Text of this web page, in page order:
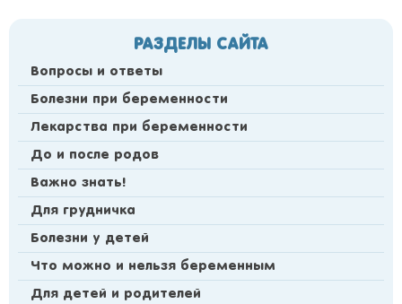
РАЗДЕЛЫ САЙТА
Вопросы и ответы
Болезни при беременности
Лекарства при беременности
До и после родов
Важно знать!
Для грудничка
Болезни у детей
Что можно и нельзя беременным
Для детей и родителей